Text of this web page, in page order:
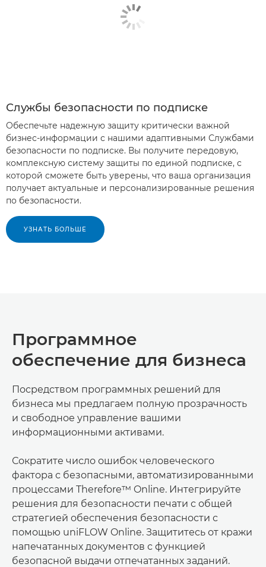
Службы безопасности по подписке
Обеспечьте надежную защиту критически важной
бизнес-информации с нашими адаптивными Службами
безопасности по подписке. Вы получите передовую,
комплексную систему защиты по единой подписке, с
которой сможете быть уверены, что ваша организация
получает актуальные и персонализированные решения
по безопасности.
УЗНАТЬ БОЛЬШЕ
Программное
обеспечение для бизнеса
Посредством программных решений для
бизнеса мы предлагаем полную прозрачность
и свободное управление вашими
информационными активами.
Сократите число ошибок человеческого
фактора с безопасными, автоматизированными
процессами Therefore™ Online. Интегрируйте
решения для безопасности печати с общей
стратегией обеспечения безопасности с
помощью uniFLOW Online. Защититесь от кражи
напечатанных документов с функцией
безопасной выдачи отпечатанных заданий.